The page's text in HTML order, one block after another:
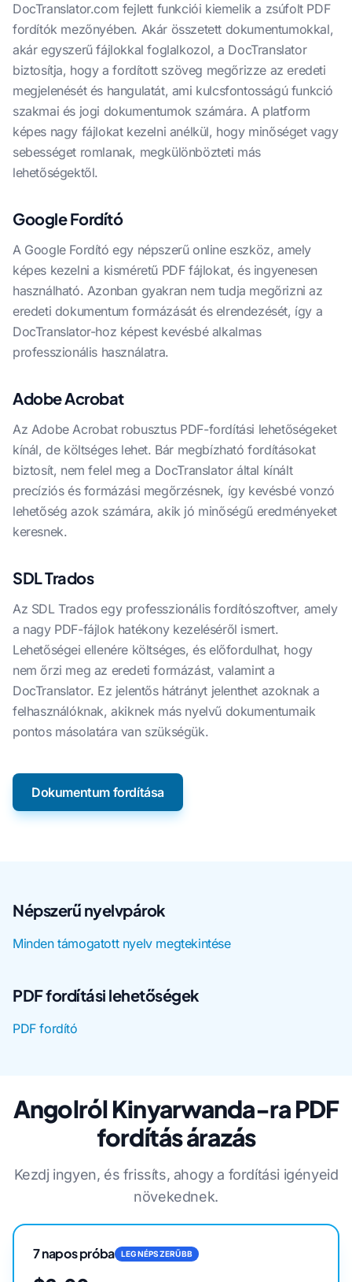
DocTranslator.com fejlett funkciói kiemelik a zsúfolt PDF
fordítók mezőnyében. Akár összetett dokumentumokkal,
akár egyszerű fájlokkal foglalkozol, a DocTranslator
biztosítja, hogy a fordított szöveg megőrizze az eredeti
megjelenését és hangulatát, ami kulcsfontosságú funkció
szakmai és jogi dokumentumok számára. A platform
képes nagy fájlokat kezelni anélkül, hogy minőséget vagy
sebességet romlanak, megkülönbözteti más
lehetőségektől.
Google Fordító
A Google Fordító egy népszerű online eszköz, amely
képes kezelni a kisméretű PDF fájlokat, és ingyenesen
használható. Azonban gyakran nem tudja megőrizni az
eredeti dokumentum formázását és elrendezését, így a
DocTranslator-hoz képest kevésbé alkalmas
professzionális használatra.
Adobe Acrobat
Az Adobe Acrobat robusztus PDF-fordítási lehetőségeket
kínál, de költséges lehet. Bár megbízható fordításokat
biztosít, nem felel meg a DocTranslator által kínált
precíziós és formázási megőrzésnek, így kevésbé vonzó
lehetőség azok számára, akik jó minőségű eredményeket
keresnek.
SDL Trados
Az SDL Trados egy professzionális fordítószoftver, amely
a nagy PDF-fájlok hatékony kezeléséről ismert.
Lehetőségei ellenére költséges, és előfordulhat, hogy
nem őrzi meg az eredeti formázást, valamint a
DocTranslator. Ez jelentős hátrányt jelenthet azoknak a
felhasználóknak, akiknek más nyelvű dokumentumaik
pontos másolatára van szükségük.
Dokumentum fordítása
Népszerű nyelvpárok
Minden támogatott nyelv megtekintése
PDF fordítási lehetőségek
PDF fordító
Angolról Kinyarwanda-ra PDF
fordítás árazás
Kezdj ingyen, és frissíts, ahogy a fordítási igényeid
növekednek.
7 napos próba LEGNÉPSZERŰBB